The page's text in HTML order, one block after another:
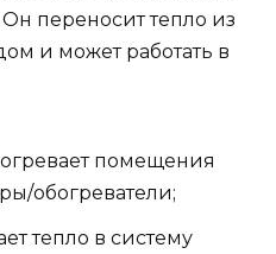
переносит тепло из
и может работать в
помещения
обогреватели;
тепло в систему